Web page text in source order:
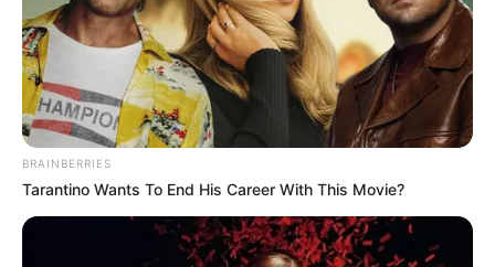
રેવતી નક્ષત્ર બુધ દ્વારા શાસિત છે, જેને બુદ્ધિ,
સંદેશાવ્યવહાર અને વ્યવસાયનો કારક માનવામાં આવે
છે. શનિ અને બુધનો આ યુતિ એક અનોખો જ્યોતિષીય
સંયોજન બનાવી રહ્યો છે જે મેષ, કર્ક અને વૃશ્ચિક
રાશિના જાતકો માટે ખાસ લાભ લાવે તેવી શક્યતા છે.
ચાલો એવા ક્ષેત્રોનું અન્વેષણ કરીએ જ્યાં તમને
સકારાત્મક પરિવર્તનનો અનુભવ થશે.
મેષ: તમારી કારકિર્દી ઝડપથી આગળ વધશે
BRAINBERRIES
Tarantino Wants To End His Career With This Movie?